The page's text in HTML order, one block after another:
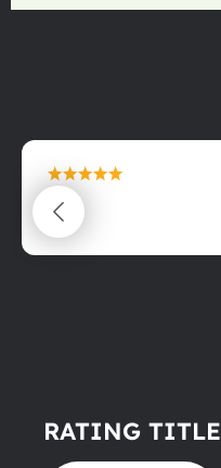
maximální spokojenost
22.06.2025
RATING TITLE